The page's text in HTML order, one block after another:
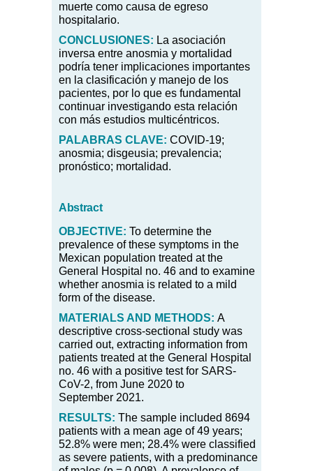
muerte como causa de egreso
hospitalario.
CONCLUSIONES: La asociación
inversa entre anosmia y mortalidad
podría tener implicaciones importantes
en la clasificación y manejo de los
pacientes, por lo que es fundamental
continuar investigando esta relación
con más estudios multicéntricos.
PALABRAS CLAVE: COVID-19;
anosmia; disgeusia; prevalencia;
pronóstico; mortalidad.
Abstract
OBJECTIVE: To determine the
prevalence of these symptoms in the
Mexican population treated at the
General Hospital no. 46 and to examine
whether anosmia is related to a mild
form of the disease.
MATERIALS AND METHODS: A
descriptive cross-sectional study was
carried out, extracting information from
patients treated at the General Hospital
no. 46 with a positive test for SARS-
CoV-2, from June 2020 to
September 2021.
RESULTS: The sample included 8694
patients with a mean age of 49 years;
52.8% were men; 28.4% were classified
as severe patients, with a predominance